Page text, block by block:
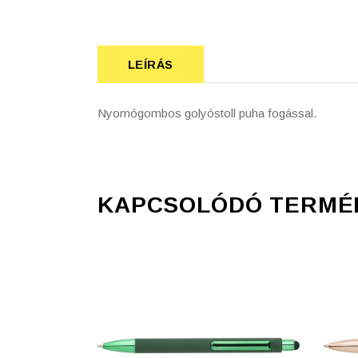
LEÍRÁS
Nyomógombos golyóstoll puha fogással.
KAPCSOLÓDÓ